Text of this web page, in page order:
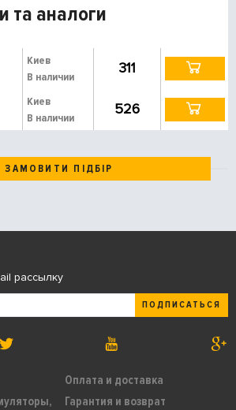
та аналоги
Киев
В наличии
311
Киев
В наличии
526
ЗАМОВИТИ ПІДБІР
Оплата и доставка
Гарантия и возврат
рассылку
ПОДПИСАТЬСЯ